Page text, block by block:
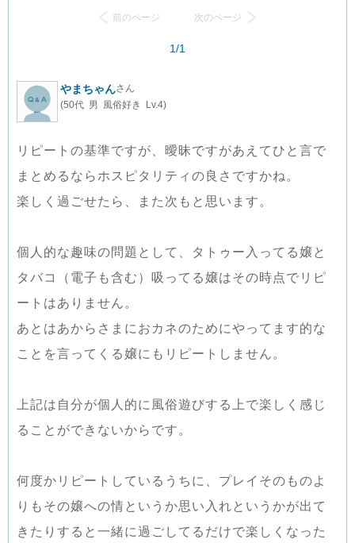
前のページ 次のページ
1/1
やまちゃんさん
(50代 男 風俗好き Lv.4)
リピートの基準ですが、曖昧ですがあえてひと言で
まとめるならホスピタリティの良さですかね。
楽しく過ごせたら、また次もと思います。
個人的な趣味の問題として、タトゥー入ってる嬢と
タバコ（電子も含む）吸ってる嬢はその時点でリピ
ートはありません。
あとはあからさまにおカネのためにやってます的な
ことを言ってくる嬢にもリピートしません。
上記は自分が個人的に風俗遊びする上で楽しく感じ
ることができないからです。
何度かリピートしているうちに、プレイそのものよ
りもその嬢への情というか思い入れというかが出て
きたりすると一緒に過ごしてるだけで楽しくなった